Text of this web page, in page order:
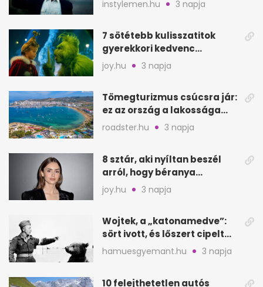
instylemen.hu 3 napja
7 sötétebb kulisszatitok
gyerekkori kedvenc
filmjeinkről a Joy szerint
joy.hu 3 napja
Tömegturizmus csúcsra jár:
ez az ország a lakossága
kétszeresét fogadja
roadster.hu 3 napja
8 sztár, aki nyíltan beszél
arról, hogy béranya
segítette a családalapítást
joy.hu 3 napja
Wojtek, a „katonamedve”:
sört ivott, és lőszert cipelt
Monte Cassinónál
hamuesgyemant.hu 3 napja
10 felejthetetlen autós